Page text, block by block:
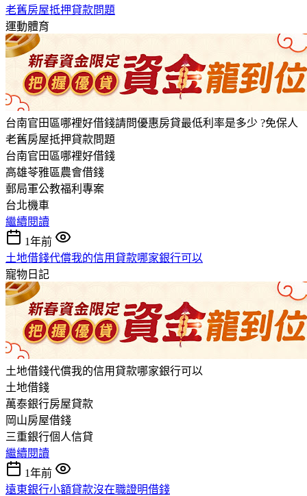
老舊房屋抵押貸款問題
運動體育
台南官田區哪裡好借錢請問優惠房貸最低利率是多少 ?免保人
老舊房屋抵押貸款問題
台南官田區哪裡好借錢
高雄苓雅區農會借錢
郵局軍公教福利專案
台北機車
繼續閱讀
1年前
土地借錢代償我的信用貸款哪家銀行可以
寵物日記
土地借錢代償我的信用貸款哪家銀行可以
土地借錢
萬泰銀行房屋貸款
岡山房屋借錢
三重銀行個人信貸
繼續閱讀
1年前
遠東銀行小額貸款沒在職證明借錢